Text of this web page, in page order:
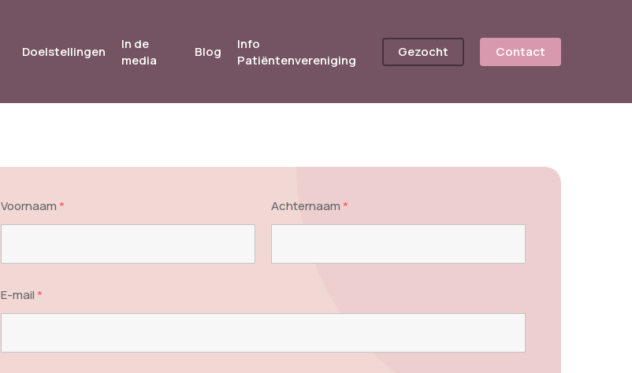
Doelstellingen
In de
media
Blog
Info
Patiëntenvereniging
Gezocht Contact
Voornaam * Achternaam *
E-mail *